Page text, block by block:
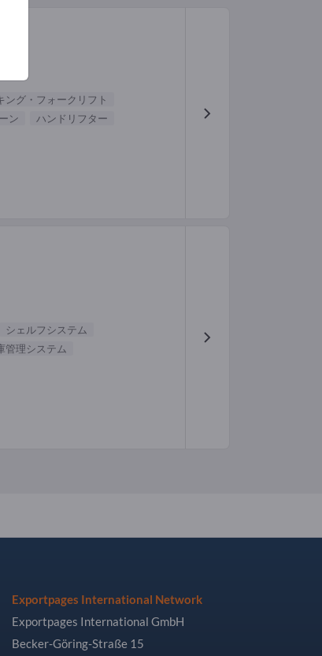
ング・フォークリフト
ン
ハンドリフター
シェルフシステム
管理システム
Exportpages International Network
Exportpages International GmbH
Becker-Göring-Straße 15